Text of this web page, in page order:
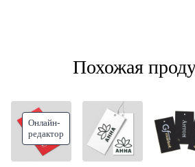
Похожая
Онлайн-
редактор